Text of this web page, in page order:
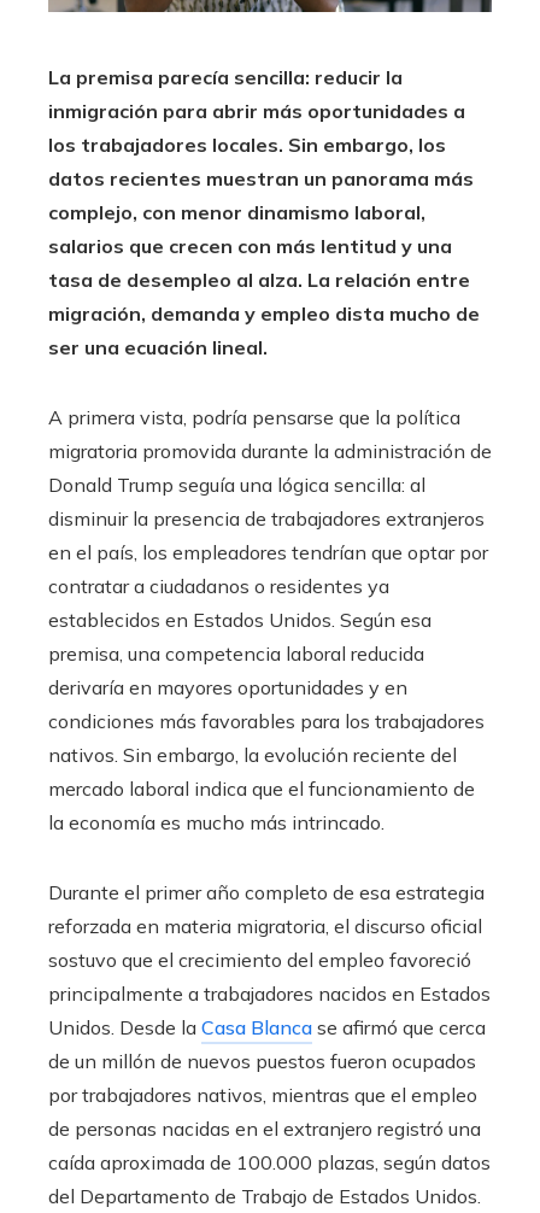
La premisa parecía sencilla: reducir la
inmigración para abrir más oportunidades a
los trabajadores locales. Sin embargo, los
datos recientes muestran un panorama más
complejo, con menor dinamismo laboral,
salarios que crecen con más lentitud y una
tasa de desempleo al alza. La relación entre
migración, demanda y empleo dista mucho de
ser una ecuación lineal.
A primera vista, podría pensarse que la política
migratoria promovida durante la administración de
Donald Trump seguía una lógica sencilla: al
disminuir la presencia de trabajadores extranjeros
en el país, los empleadores tendrían que optar por
contratar a ciudadanos o residentes ya
establecidos en Estados Unidos. Según esa
premisa, una competencia laboral reducida
derivaría en mayores oportunidades y en
condiciones más favorables para los trabajadores
nativos. Sin embargo, la evolución reciente del
mercado laboral indica que el funcionamiento de
la economía es mucho más intrincado.
Durante el primer año completo de esa estrategia
reforzada en materia migratoria, el discurso oficial
sostuvo que el crecimiento del empleo favoreció
principalmente a trabajadores nacidos en Estados
Unidos. Desde la Casa Blanca se afirmó que cerca
de un millón de nuevos puestos fueron ocupados
por trabajadores nativos, mientras que el empleo
de personas nacidas en el extranjero registró una
caída aproximada de 100.000 plazas, según datos
del Departamento de Trabajo de Estados Unidos.